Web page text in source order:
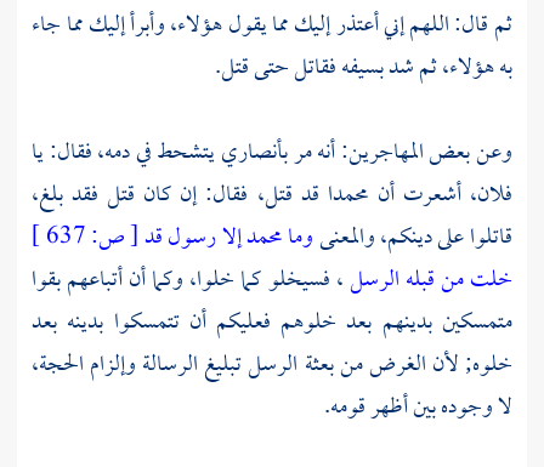
ثم قال: اللهم إني أعتذر إليك مما يقول هؤلاء، وأبرأ إليك مما جاء
به هؤلاء، ثم شد بسيفه فقاتل حتى قتل.
وعن بعضالمهاجرين:أنه مر بأنصاري يتشحط في دمه، فقال: يا
فلان، أشعرت أن محمدا قد قتل، فقال: إن كان قتل فقد بلغ،
قاتلوا على دينكم، والمعنىوما محمد إلا رسول قد[ص:
خلت من قبله الرسل، فسيخلو كما خلوا، وكما أن أتباعهم بقوا
متمسكين بدينهم بعد خلوهم فعليكم أن تتمسكوا بدينه بعد
خلوه; لأن الغرض من بعثة الرسل تبليغ الرسالة وإلزام الحجة،
لا وجوده بين أظهر قومه.